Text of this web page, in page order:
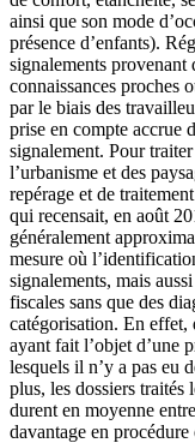
ainsi que son mode
présence d’enfants).
signalements provenant
connaissances proches
par le biais des
prise en compte accrue
signalement. Pour
l’urbanisme et des
repérage et de
qui recensait, en août
généralement
mesure où
signalements, mais
fiscales sans que des
catégorisation. En effet,
ayant fait l’objet d’une
lesquels il n’y a pas eu
plus, les dossiers
durent en moyenne
davantage en